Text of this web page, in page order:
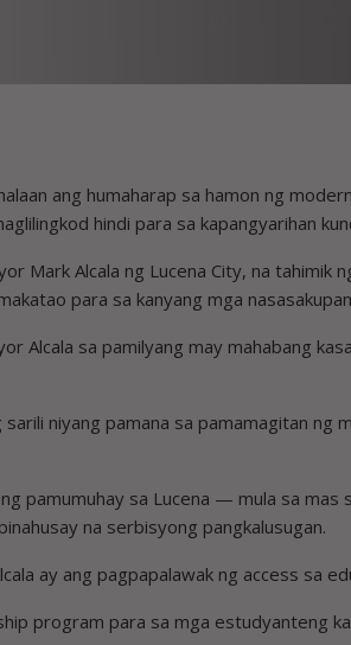
ang humaharap sa hamon ng
hindi para sa kapangyarihan
Mark Alcala ng Lucena City, na tahimik
para sa kanyang mga
Alcala sa pamilyang may mahabang
niyang pamana sa pamamagitan ng
pamumuhay sa Lucena — mula sa mas
na serbisyong pangkalusugan.
ay ang pagpapalawak ng access sa
program para sa mga estudyanteng